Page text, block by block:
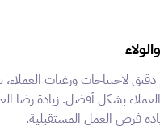
لاحتياجات ورغبات
بشكل أفضل. زيادة رضا
فرص العمل المستقبلية.